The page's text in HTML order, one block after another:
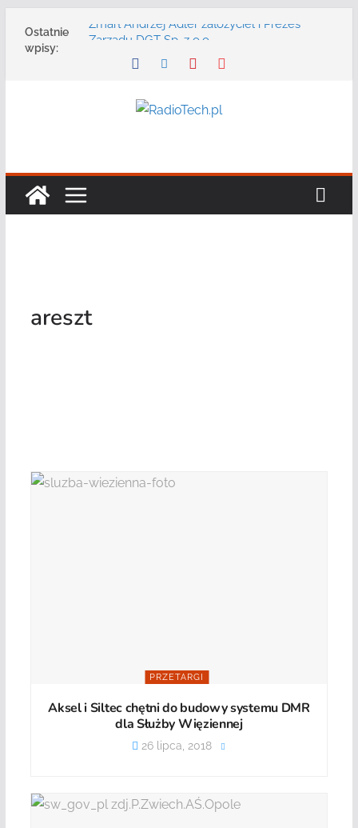
Ostatnie
wpisy:
Zmarł Andrzej Adler założyciel i Prezes
Zarządu DGT Sp. z o.o.
Radmor – największy polski producent
konferencję: „Bezpieczeństwo,
bezpieczeństwa publicznego usługę
Najnowszy radiotelefon MOTOTRBO R7 od
areszt
PRZETARGI
Aksel i Siltec chętni do budowy systemu DMR
dla Służby Więziennej
26 lipca, 2018